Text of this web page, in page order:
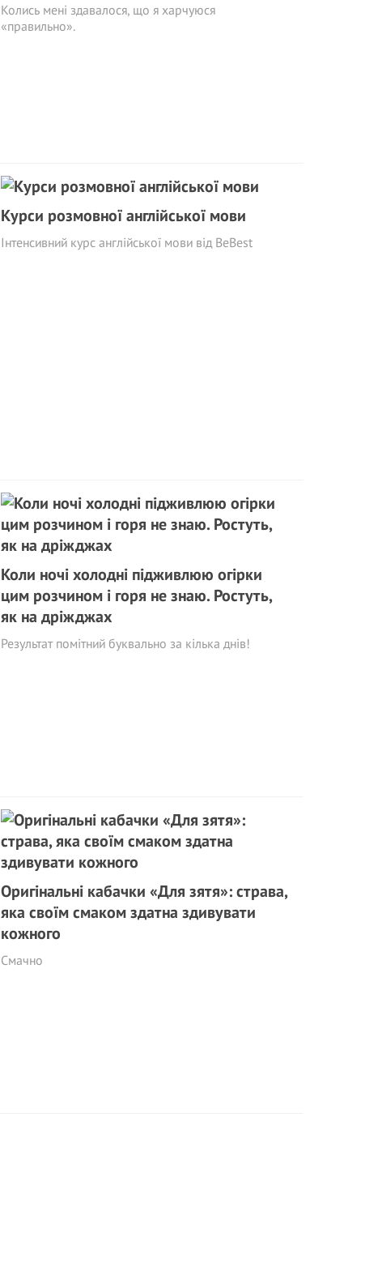
Колись мені здавалося, що я харчуюся
«правильно».
Курси розмовної англійської мови
Інтенсивний курс англійської мови від BeBest
Коли ночі холодні підживлюю огірки
цим розчином і горя не знаю. Ростуть,
як на дріжджах
Результат помітний буквально за кілька днів!
Оригінальні кабачки «Для зятя»: страва,
яка своїм смаком здатна здивувати
кожного
Смачно